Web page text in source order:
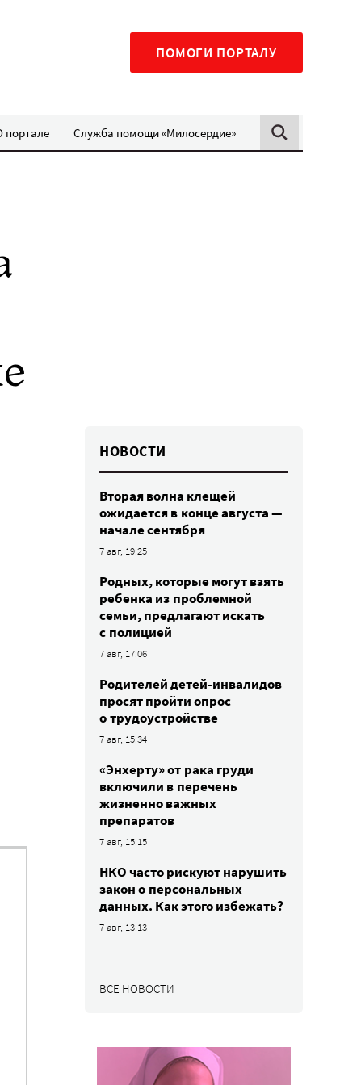
ПОМОГИ ПОРТАЛУ
портале Служба помощи «Милосердие»
НОВОСТИ
Вторая волна клещей
ожидается в конце августа —
начале сентября
7 авг, 19:25
Родных, которые могут взять
ребенка из проблемной
семьи, предлагают искать
с полицией
7 авг, 17:06
Родителей детей-инвалидов
просят пройти опрос
о трудоустройстве
7 авг, 15:34
«Энхерту» от рака груди
включили в перечень
жизненно важных
препаратов
7 авг, 15:15
НКО часто рискуют нарушить
закон о персональных
данных. Как этого избежать?
7 авг, 13:13
ВСЕ НОВОСТИ